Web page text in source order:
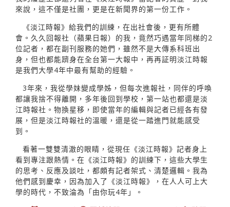
來說，這不僅是社團，更是在新聞界的第一份工作。
《淡江時報》給我們的訓練，在出社會後，更有所體
會。久久回報社（蘋果日報）的我，竟然巧遇當年同梯的2
位記者，都在副刊服務的她們，雖然不是大傳系科班出
身，但也都能躋身在全台第一大報中，再再証明淡江時報
是我們大學4年中最有幫助的經驗。
3年來，我從學妹變成學姊，但每次進報社，同伴的呼喚
都讓我捨不得離開，多年後回到學校，第一站也都還是淡
江時報社。物換星移，即使當年的編輯與記者已經各有發
展，但是淡江時報社的溫暖，還是從一踏進門就能感受
到。
看著一雙雙清澈的眼睛，從現任《淡江時報》記者身上
看到專注跟熱情。在《淡江時報》的訓練下，這些大學生
的思考、反應及談吐，都頗有記者架式、清楚邏輯。我為
他們感到慶幸，因為加入了《淡江時報》，在人人可上大
學的時代，不致淪為「由你玩4年」。